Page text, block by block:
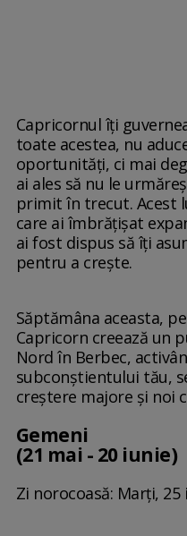
Capricornul îți
toate acestea, nu
oportunități, ci mai
ai ales să nu le
primit în trecut. Acest
care ai îmbrățișat
ai fost dispus să îți
pentru a crește.
Săptămâna aceasta,
Capricorn creează un
Nord în Berbec,
subconștientului tău,
creștere majore și noi
Gemeni
(21 mai - 20 iunie)
Zi norocoasă: Marți, 25